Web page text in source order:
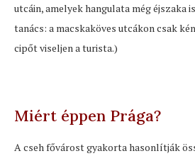
utcáin, amelyek hangulata még éjszaka
tanács: a macskaköves utcákon csak
cipőt viseljen a turista.)
Miért éppen Prága?
A cseh fővárost gyakorta hasonlítják